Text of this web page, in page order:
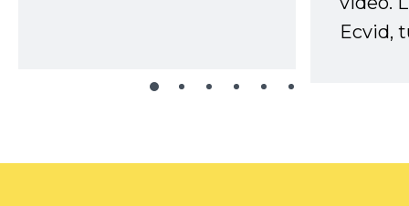
Ecvid,